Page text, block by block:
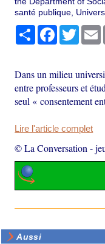
santé publique,
PartagerFacebook
Twitter
Dans un milieu
entre professeurs et
seul « consentement
Lire l'article complet
© La Conversation -
Aussi